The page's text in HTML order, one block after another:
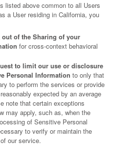
listed above common to all Users
a User residing in California, you
of the Sharing of your
for cross-context behavioral
to limit our use or disclosure
Personal Information to only that
to perform the services or provide
expected by an average
note that certain exceptions
may apply, such as, when the
of Sensitive Personal
to verify or maintain the
our service.